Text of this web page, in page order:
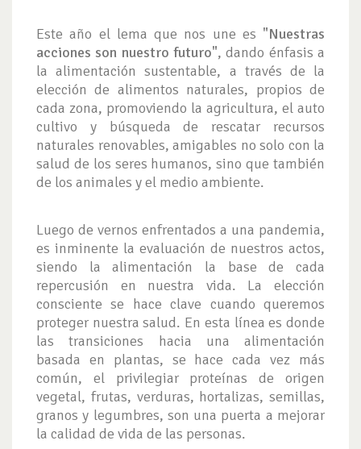
Este año el lema que nos une es "Nuestras
acciones son nuestro futuro", dando énfasis a
la alimentación sustentable, a través de la
elección de alimentos naturales, propios de
cada zona, promoviendo la agricultura, el auto
cultivo y búsqueda de rescatar recursos
naturales renovables, amigables no solo con la
salud de los seres humanos, sino que también
de los animales y el medio ambiente.
Luego de vernos enfrentados a una pandemia,
es inminente la evaluación de nuestros actos,
siendo la alimentación la base de cada
repercusión en nuestra vida. La elección
consciente se hace clave cuando queremos
proteger nuestra salud. En esta línea es donde
las transiciones hacia una alimentación
basada en plantas, se hace cada vez más
común, el privilegiar proteínas de origen
vegetal, frutas, verduras, hortalizas, semillas,
granos y legumbres, son una puerta a mejorar
la calidad de vida de las personas.